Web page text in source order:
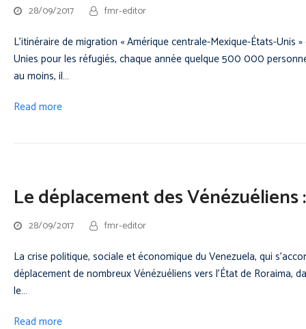
28/09/2017 fmr-editor
L’itinéraire de migration « Amérique centrale-Mexique-États-Unis
Unies pour les réfugiés, chaque année quelque 500 000
au moins, il…
Read more
Le déplacement des
28/09/2017 fmr-editor
La crise politique, sociale et économique du Venezuela, qui
déplacement de nombreux Vénézuéliens vers l’État de
le…
Read more